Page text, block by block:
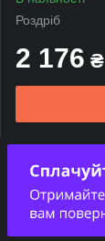
Роздріб
2 176 ₴